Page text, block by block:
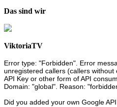
Das sind wir
ViktoriaTV
Error type: "Forbidden". Error
unregistered callers (callers
API Key or other form of API
Domain: "global". Reason:
Did you added your own Google